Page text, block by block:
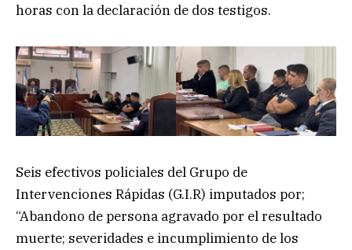
horas con la declaración de dos testigos.
Seis efectivos policiales del Grupo de
Intervenciones Rápidas (G.I.R) imputados por;
“Abandono de persona agravado por el resultado
muerte; severidades e incumplimiento de los